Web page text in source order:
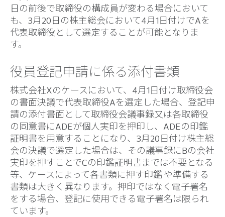
日の前後で取締役の構成員が変わる場合において
も、3月20日の株主総会において4月1日付けでAを
代表取締役として選定することが可能となりま
す。
役員登記申請に係る添付書類
株式会社Xのケースにおいて、4月1日付け取締役会
の書面決議で代表取締役Aを選定した場合、登記申
請の添付書面として取締役会議事録又は各取締役
の同意書にADEが個人実印を押印し、ADEの印鑑
証明書を用意することになり、3月20日付け株主総
会の決議で選定した場合は、その議事録にBの会社
実印を押すことでCの印鑑証明書までは不要となる
等、ケースによって各書類に押す印鑑 や準備する
書類は大きく異なります。押印ではなく電子署名
をする場合、登記に使用できる電子署名は限られ
ています。